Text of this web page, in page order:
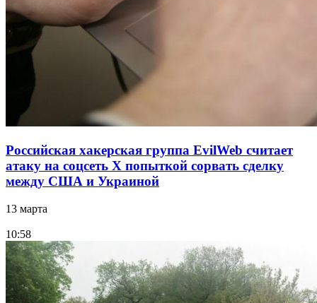
Российская хакерская группа EvilWeb считает
атаку на соцсеть Х попыткой сорвать сделку
между США и Украиной
13 марта
10:58